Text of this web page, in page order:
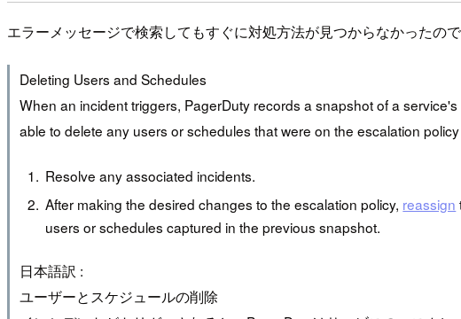
エラーメッセージで検索してもすぐに対処方法が見つからなかったの
Deleting Users and Schedules
When an incident triggers, PagerDuty records a snapshot of a
able to delete any users or schedules that were on the escalation
Resolve any associated incidents.
After making the desired changes to the escalation policy, reassign
users or schedules captured in the previous snapshot.
日本語訳 :
ユーザーとスケジュールの削除